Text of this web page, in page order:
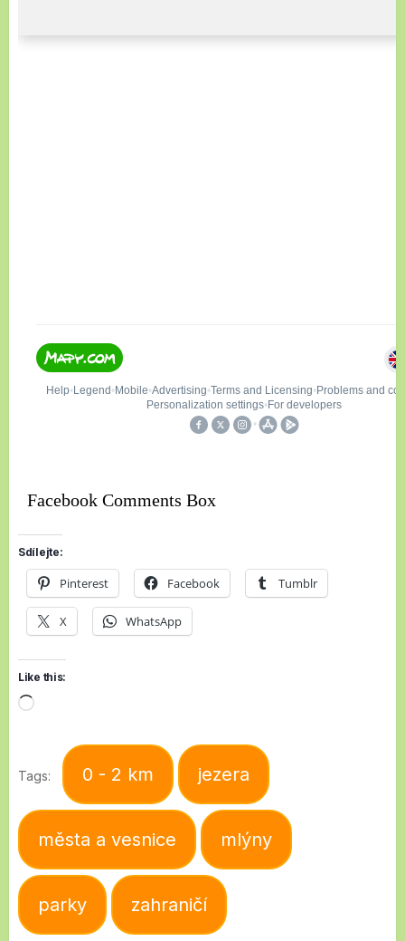
Facebook Comments Box
Sdílejte:
Pinterest Facebook Tumblr
X WhatsApp
Like this:
Loading…
Tags: 0 - 2 km jezera
města a vesnice mlýny
parky zahraničí